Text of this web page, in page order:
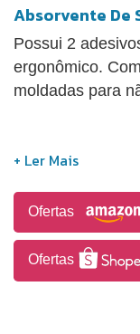
Absorvente De
Possui 2
ergonômico.
moldadas para
Ofertas
Ofertas